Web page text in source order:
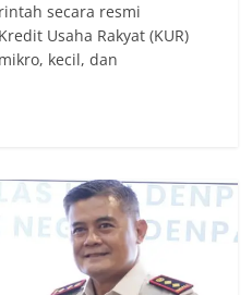
secara resmi
Usaha Rakyat (KUR)
kecil, dan